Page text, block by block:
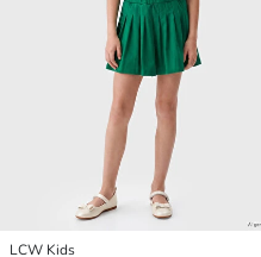
LCW Kids